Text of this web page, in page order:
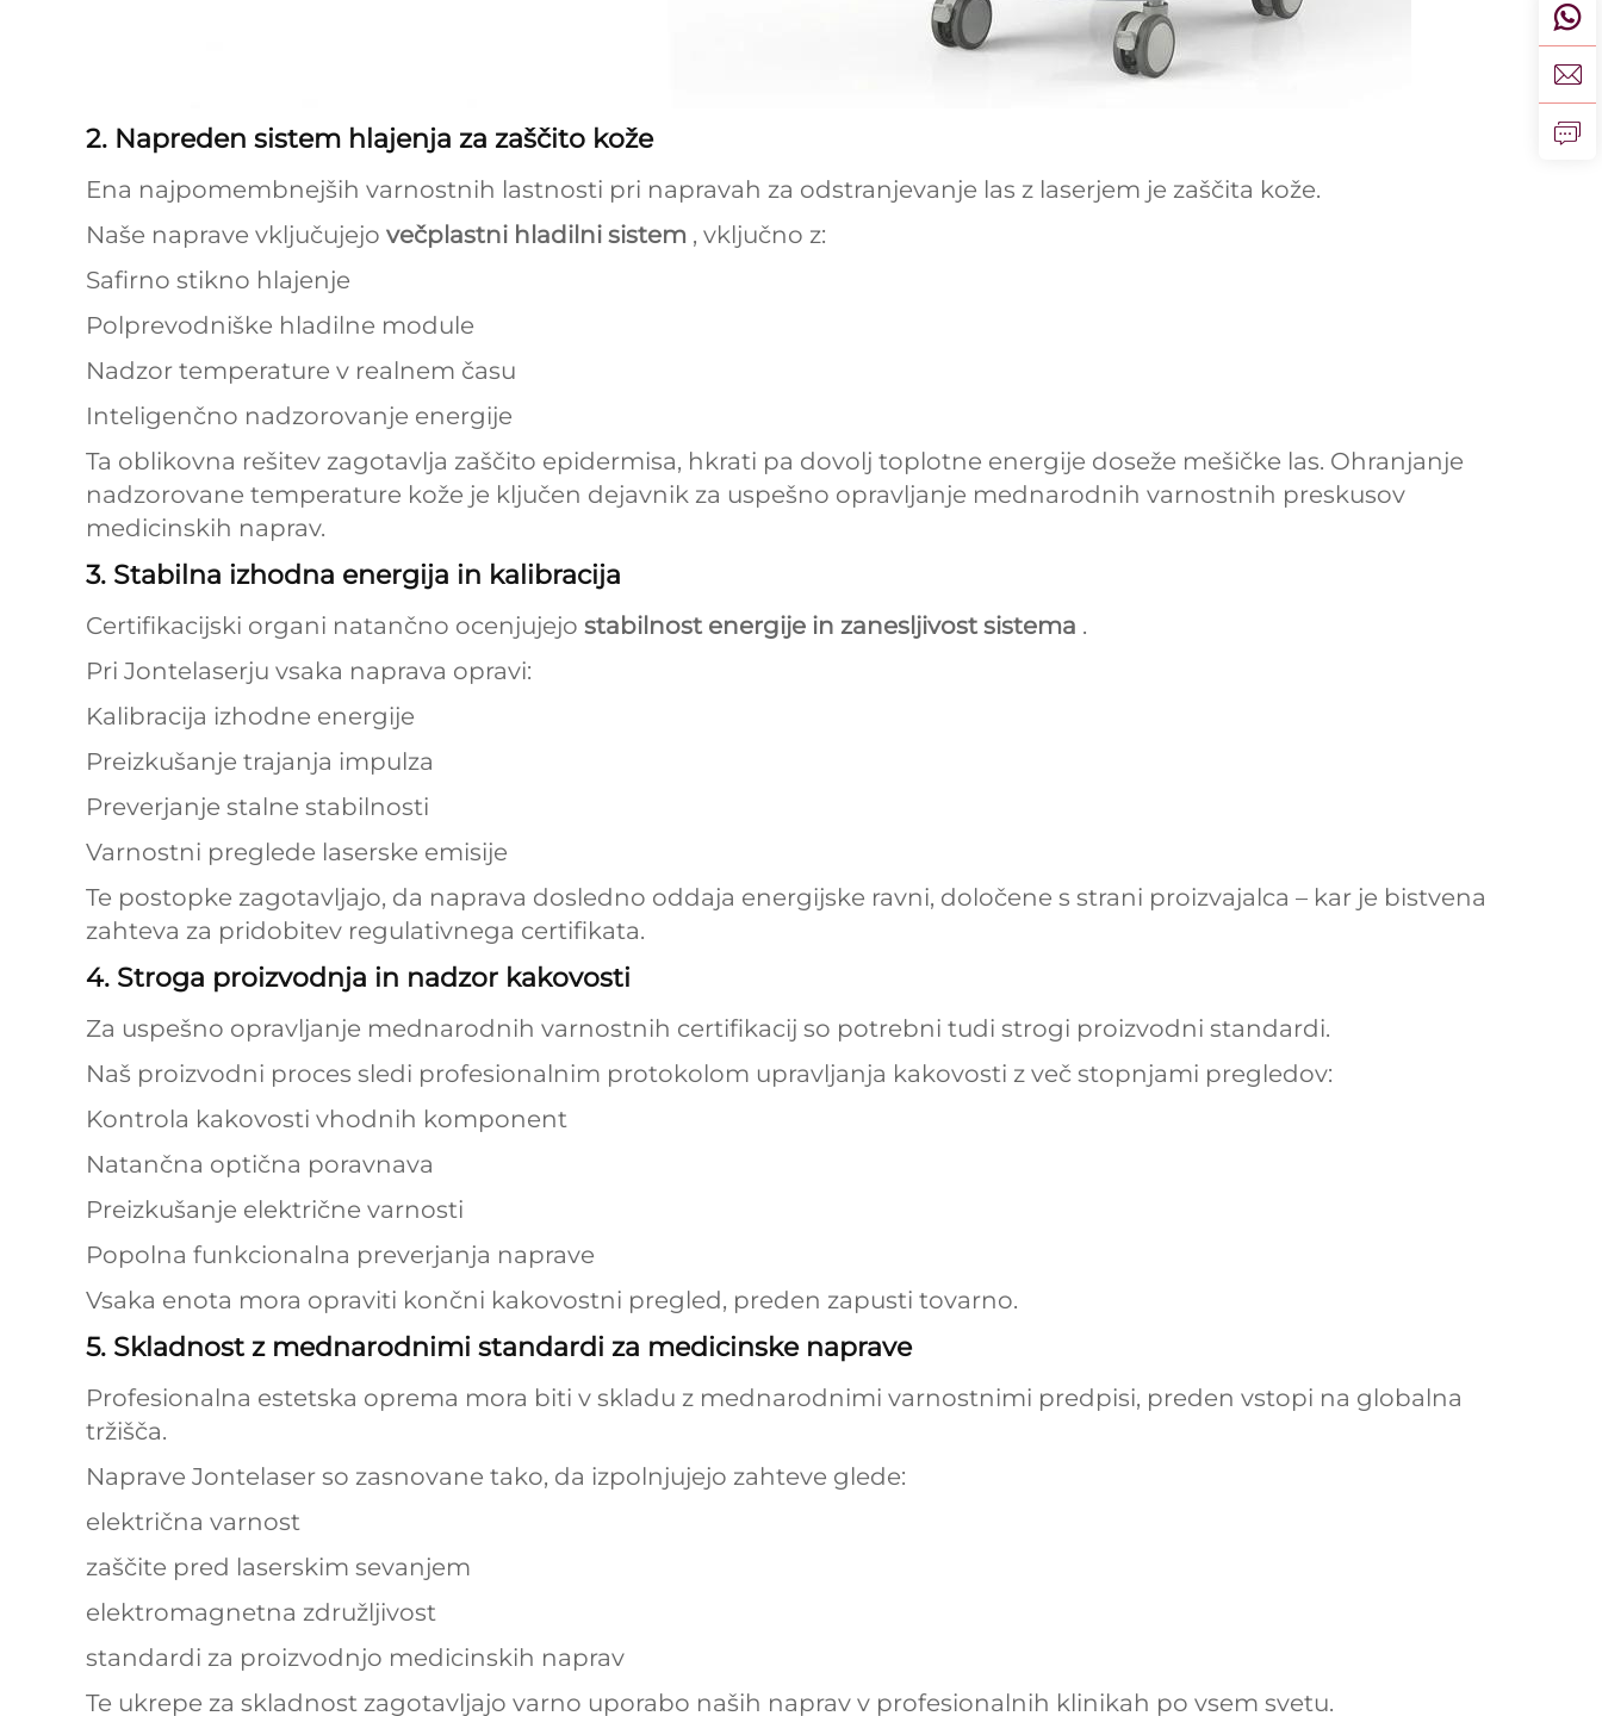
2. Napreden sistem hlajenja za zaščito kože
Ena najpomembnejših varnostnih lastnosti pri napravah za odstranjevanje las z laserjem je zaščita kože.
Naše naprave vključujejo večplastni hladilni sistem , vključno z:
Safirno stikno hlajenje
Polprevodniške hladilne module
Nadzor temperature v realnem času
Inteligenčno nadzorovanje energije
Ta oblikovna rešitev zagotavlja zaščito epidermisa, hkrati pa dovolj toplotne energije doseže mešičke las. Ohranjanje
nadzorovane temperature kože je ključen dejavnik za uspešno opravljanje mednarodnih varnostnih preskusov
medicinskih naprav.
3. Stabilna izhodna energija in kalibracija
Certifikacijski organi natančno ocenjujejo stabilnost energije in zanesljivost sistema .
Pri Jontelaserju vsaka naprava opravi:
Kalibracija izhodne energije
Preizkušanje trajanja impulza
Preverjanje stalne stabilnosti
Varnostni preglede laserske emisije
Te postopke zagotavljajo, da naprava dosledno oddaja energijske ravni, določene s strani proizvajalca – kar je bistvena
zahteva za pridobitev regulativnega certifikata.
4. Stroga proizvodnja in nadzor kakovosti
Za uspešno opravljanje mednarodnih varnostnih certifikacij so potrebni tudi strogi proizvodni standardi.
Naš proizvodni proces sledi profesionalnim protokolom upravljanja kakovosti z več stopnjami pregledov:
Kontrola kakovosti vhodnih komponent
Natančna optična poravnava
Preizkušanje električne varnosti
Popolna funkcionalna preverjanja naprave
Vsaka enota mora opraviti končni kakovostni pregled, preden zapusti tovarno.
5. Skladnost z mednarodnimi standardi za medicinske naprave
Profesionalna estetska oprema mora biti v skladu z mednarodnimi varnostnimi predpisi, preden vstopi na globalna
tržišča.
Naprave Jontelaser so zasnovane tako, da izpolnjujejo zahteve glede:
električna varnost
zaščite pred laserskim sevanjem
elektromagnetna združljivost
standardi za proizvodnjo medicinskih naprav
Te ukrepe za skladnost zagotavljajo varno uporabo naših naprav v profesionalnih klinikah po vsem svetu.